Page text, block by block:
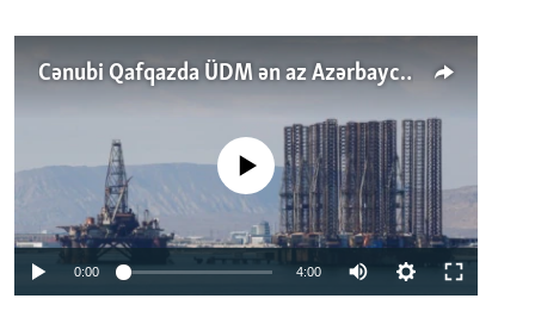
Cənubi Qafqazda ÜDM ən az Azərbaycanda artır: Qonşuları niyə Bakını qabaqlaya bilir?
No media source currently available
0:00 4:00